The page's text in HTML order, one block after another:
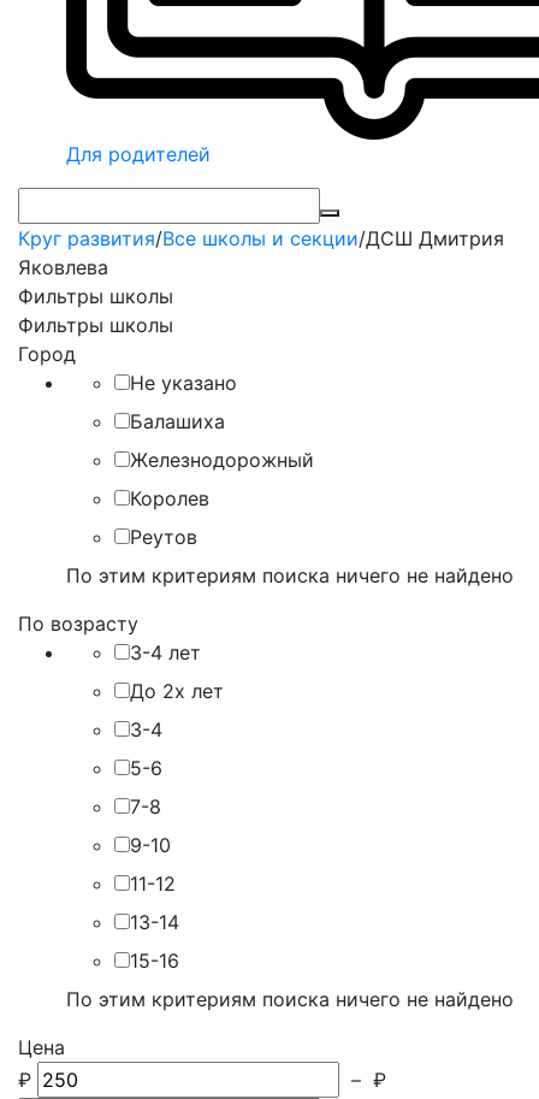
Для родителей
Круг развития/Все школы и секции/ДСШ Дмитрия
Яковлева
Фильтры школы
Фильтры школы
Город
Не указано
Балашиха
Железнодорожный
Королев
Реутов
По этим критериям поиска ничего не найдено
По возрасту
3-4 лет
До 2х лет
3-4
5-6
7-8
9-10
11-12
13-14
15-16
По этим критериям поиска ничего не найдено
Цена
₽
– ₽